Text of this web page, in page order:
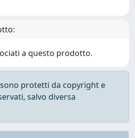
a questo prodotto.
protetti da copyright e
salvo diversa